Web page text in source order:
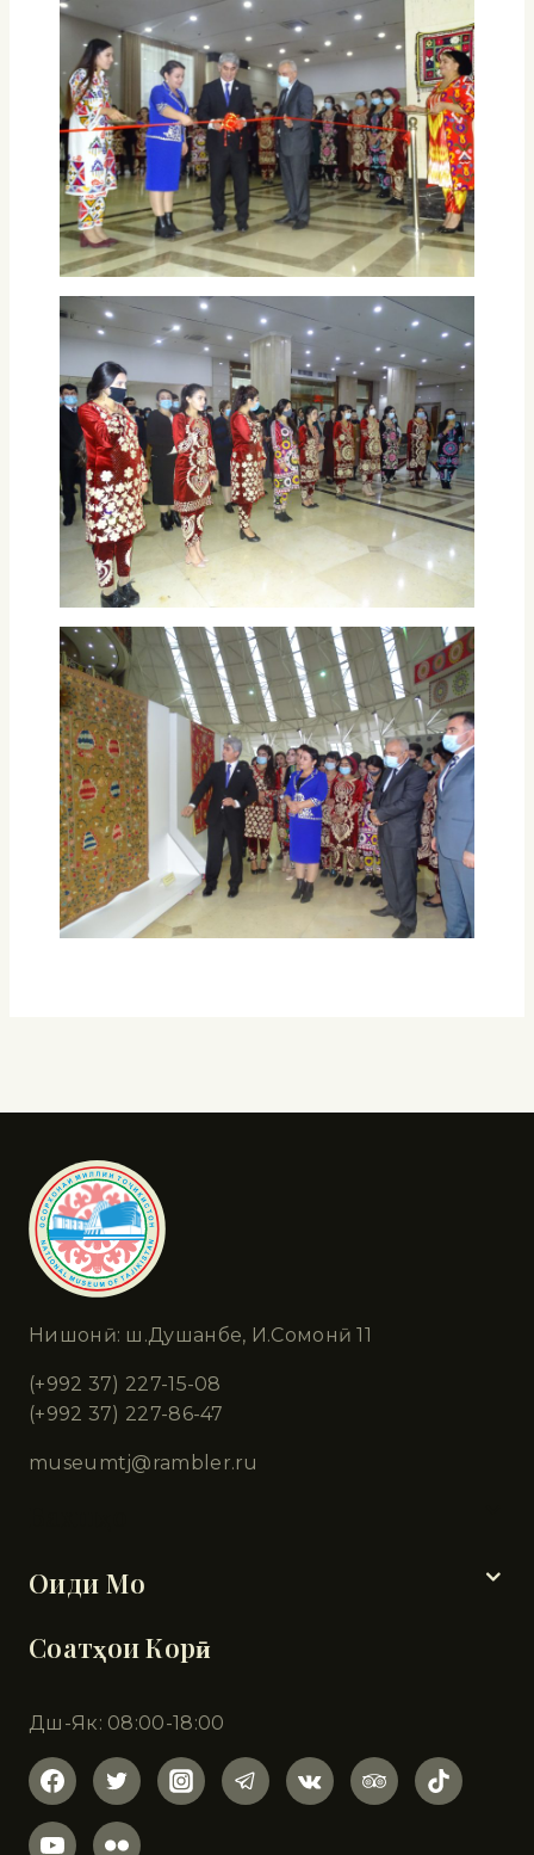
Нишонӣ: ш.Душанбе, И.Сомонӣ 11
(+992 37) 227-15-08
(+992 37) 227-86-47
museumtj@rambler.ru
Оиди Мо
Соатҳои Корӣ
Дш-Як: 08:00-18:00